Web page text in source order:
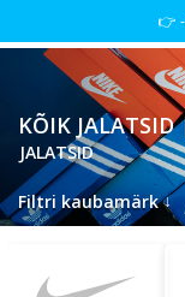
👉 -
Filtri kaubamärk↓
KÕIK
JALATSID